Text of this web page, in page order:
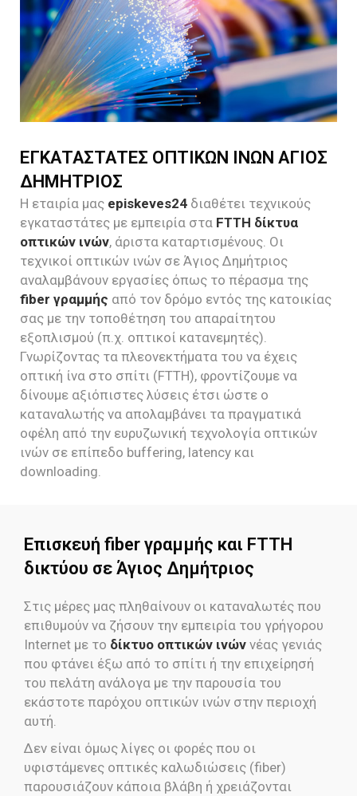
ΕΓΚΑΤΑΣΤΑΤΕΣ ΟΠΤΙΚΩΝ ΙΝΩΝ ΑΓΙΟΣ
ΔΗΜΗΤΡΙΟΣ
Η εταιρία μας episkeves24 διαθέτει τεχνικούς
εγκαταστάτες με εμπειρία στα FTTH δίκτυα
οπτικών ινών, άριστα καταρτισμένους. Οι
τεχνικοί οπτικών ινών σε Άγιος Δημήτριος
αναλαμβάνουν εργασίες όπως το πέρασμα της
fiber γραμμής από τον δρόμο εντός της κατοικίας
σας με την τοποθέτηση του απαραίτητου
εξοπλισμού (π.χ. οπτικοί κατανεμητές).
Γνωρίζοντας τα πλεονεκτήματα του να έχεις
οπτική ίνα στο σπίτι (FTTH), φροντίζουμε να
δίνουμε αξιόπιστες λύσεις έτσι ώστε ο
καταναλωτής να απολαμβάνει τα πραγματικά
οφέλη από την ευρυζωνική τεχνολογία οπτικών
ινών σε επίπεδο buffering, latency και
downloading.
Επισκευή fiber γραμμής και FTTH
δικτύου σε Άγιος Δημήτριος
Στις μέρες μας πληθαίνουν οι καταναλωτές που
επιθυμούν να ζήσουν την εμπειρία του γρήγορου
Internet με το δίκτυο οπτικών ινών νέας γενιάς
που φτάνει έξω από το σπίτι ή την επιχείρησή
του πελάτη ανάλογα με την παρουσία του
εκάστοτε παρόχου οπτικών ινών στην περιοχή
αυτή.
Δεν είναι όμως λίγες οι φορές που οι
υφιστάμενες οπτικές καλωδιώσεις (fiber)
παρουσιάζουν κάποια βλάβη ή χρειάζονται